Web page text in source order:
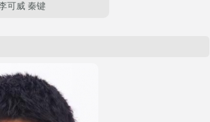
可威 秦键